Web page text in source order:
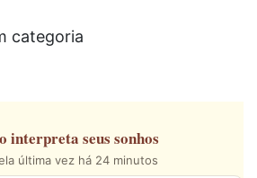
categoria
interpreta seus sonhos
última vez há 24 minutos